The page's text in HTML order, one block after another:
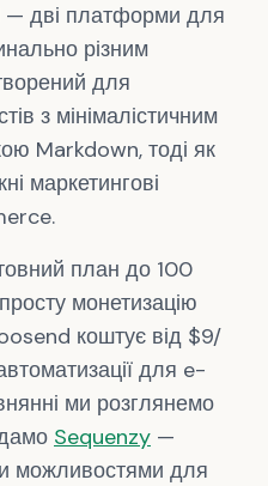
дві платформи для
різним
для
з мінімалістичним
Markdown, тоді як
маркетингові
план до 100
монетизацію
коштує від $9/
для e-
ми розглянемо
Sequenzy —
можливостями для